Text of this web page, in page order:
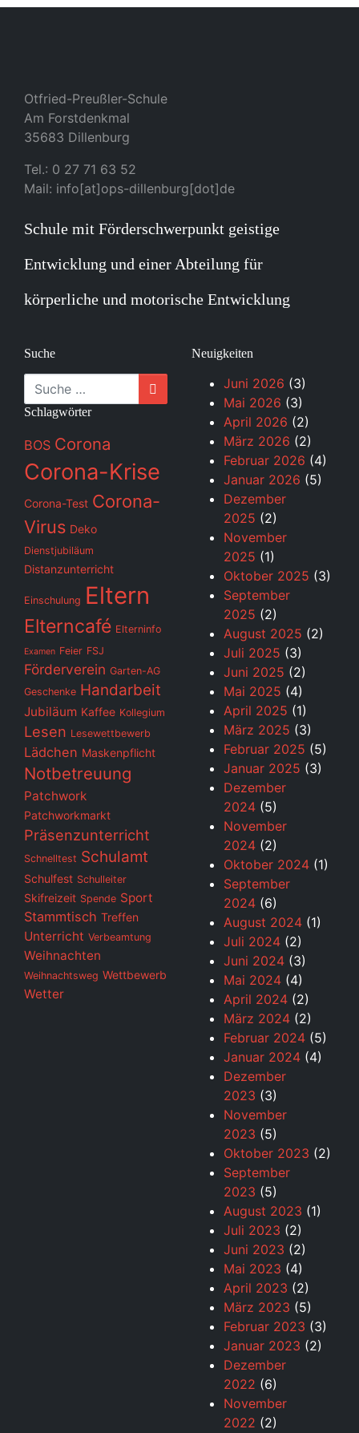
Otfried-Preußler-Schule
Am Forstdenkmal
35683 Dillenburg
Tel.: 0 27 71 63 52
Mail: info[at]ops-dillenburg[dot]de
Schule mit Förderschwerpunkt geistige
Entwicklung und einer Abteilung für
körperliche und motorische Entwicklung
Suche
Suche
Schlagwörter
BOS Corona
Corona-Krise
Corona-Test Corona-
Virus Deko
Dienstjubiläum
Distanzunterricht
Einschulung Eltern
Elterncafé Elterninfo
Examen Feier FSJ
Förderverein Garten-AG
Geschenke Handarbeit
Jubiläum Kaffee Kollegium
Lesen Lesewettbewerb
Lädchen Maskenpflicht
Notbetreuung
Patchwork
Patchworkmarkt
Präsenzunterricht
Schnelltest Schulamt
Schulfest Schulleiter
Skifreizeit Spende Sport
Stammtisch Treffen
Unterricht Verbeamtung
Weihnachten
Weihnachtsweg Wettbewerb
Wetter
Neuigkeiten
Juni 2026 (3)
Mai 2026 (3)
April 2026 (2)
März 2026 (2)
Februar 2026 (4)
Januar 2026 (5)
Dezember
2025 (2)
November
2025 (1)
Oktober 2025 (3)
September
2025 (2)
August 2025 (2)
Juli 2025 (3)
Juni 2025 (2)
Mai 2025 (4)
April 2025 (1)
März 2025 (3)
Februar 2025 (5)
Januar 2025 (3)
Dezember
2024 (5)
November
2024 (2)
Oktober 2024 (1)
September
2024 (6)
August 2024 (1)
Juli 2024 (2)
Juni 2024 (3)
Mai 2024 (4)
April 2024 (2)
März 2024 (2)
Februar 2024 (5)
Januar 2024 (4)
Dezember
2023 (3)
November
2023 (5)
Oktober 2023 (2)
September
2023 (5)
August 2023 (1)
Juli 2023 (2)
Juni 2023 (2)
Mai 2023 (4)
April 2023 (2)
März 2023 (5)
Februar 2023 (3)
Januar 2023 (2)
Dezember
2022 (6)
November
2022 (2)